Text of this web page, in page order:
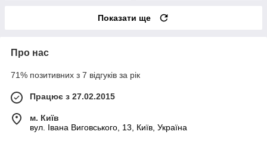
Показати ще
Про нас
71% позитивних з 7 відгуків за рік
Працює з 27.02.2015
м. Київ
вул. Івана Виговського, 13, Київ, Україна